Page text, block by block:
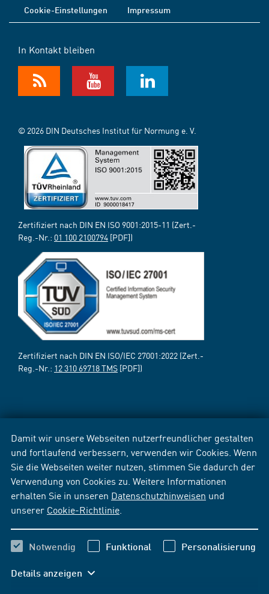
Damit wir unsere Webseiten nutzerfreundlicher gestalten
und fortlaufend verbessern, verwenden wir Cookies. Wenn
Sie die Webseiten weiter nutzen, stimmen Sie dadurch der
Verwendung von Cookies zu. Weitere Informationen
erhalten Sie in unseren Datenschutzhinweisen und
unserer Cookie-Richtlinie
Notwendig Funktional Personalisierung
Details anzeigen
Cookie-Einstellungen
Impressum
In Kontakt bleiben
© 2026 DIN Deutsches Institut für Normung e. V.
Zertifiziert nach DIN EN ISO 9001:2015-11 (Zert.-
Reg.-Nr.: 01 100 2100794 [PDF])
Zertifiziert nach DIN EN ISO/IEC 27001:2022 (Zert.-
Reg.-Nr.: 12 310 69718 TMS [PDF])